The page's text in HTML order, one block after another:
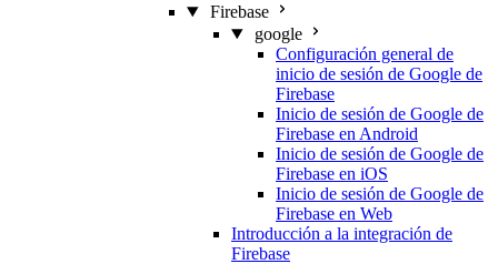
Firebase
google
Configuración general de
inicio de sesión de Google de
Firebase
Inicio de sesión de Google de
Firebase en Android
Inicio de sesión de Google de
Firebase en iOS
Inicio de sesión de Google de
Firebase en Web
Introducción a la integración de
Firebase